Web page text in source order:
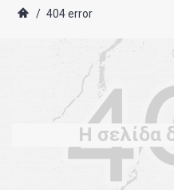
/ 404 error
Η σελίδα